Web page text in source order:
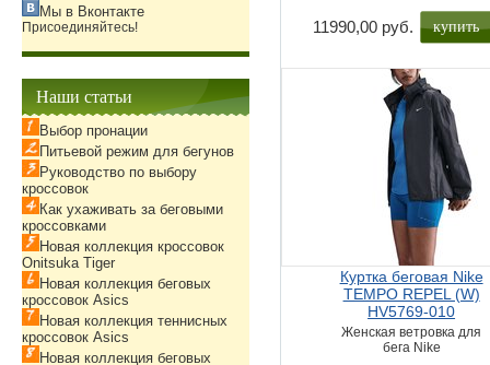
11990,00 руб. купить
Куртка беговая Nike
TEMPO REPEL (W)
HV5769-010
Женская ветровка для
бега Nike
Мы в Вконтакте
Присоединяйтесь!
Наши статьи
Выбор пронации
Питьевой режим для бегунов
Руководство по выбору
кроссовок
Как ухаживать за беговыми
кроссовками
Новая коллекция кроссовок
Onitsuka Tiger
Новая коллекция беговых
кроссовок Asics
Новая коллекция теннисных
кроссовок Asics
Новая коллекция беговых